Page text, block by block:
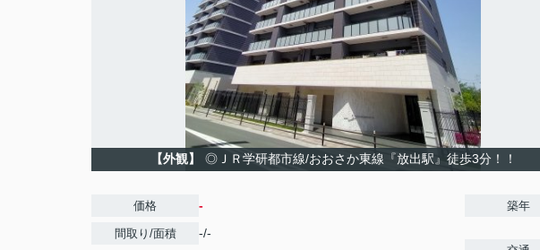
【外観】 ◎ＪＲ学研都市線/おおさか東線『放出駅』徒歩3分！！
価格 -
間取り/面積 -/-
築年